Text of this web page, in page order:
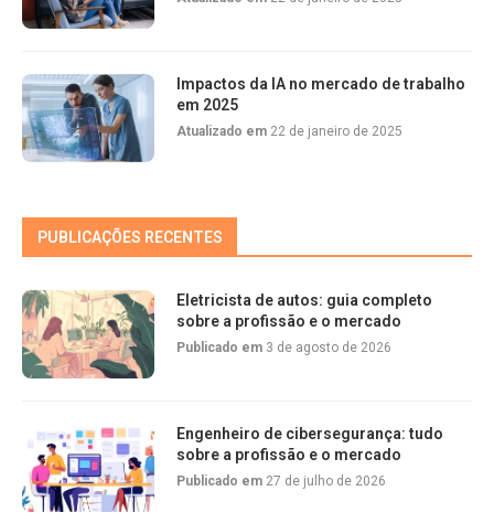
Impactos da IA no mercado de trabalho
em 2025
Atualizado em 22 de janeiro de 2025
PUBLICAÇÕES RECENTES
Eletricista de autos: guia completo
sobre a profissão e o mercado
Publicado em 3 de agosto de 2026
Engenheiro de cibersegurança: tudo
sobre a profissão e o mercado
Publicado em 27 de julho de 2026